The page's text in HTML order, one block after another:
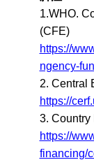
1.WHO.
(CFE)
https://
ngency-
2. Central
https://
3.
https://
financing/